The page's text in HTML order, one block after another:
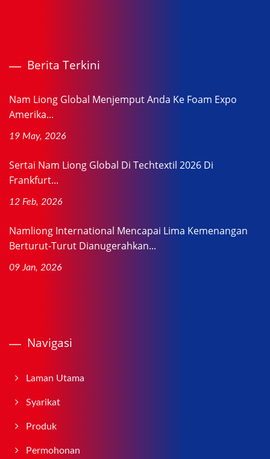
Berita Terkini
Nam Liong Global Menjemput Anda Ke Foam Expo
Amerika...
19 May, 2026
Sertai Nam Liong Global Di Techtextil 2026 Di
Frankfurt...
12 Feb, 2026
Namliong International Mencapai Lima Kemenangan
Berturut-Turut Dianugerahkan...
09 Jan, 2026
Navigasi
Laman Utama
Syarikat
Produk
Permohonan